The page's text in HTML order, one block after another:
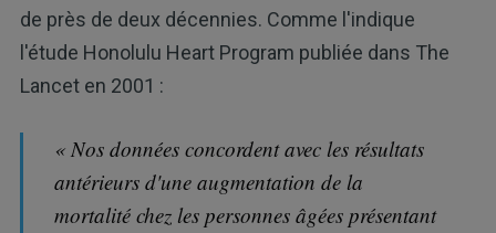
de près de deux décennies. Comme l'indique
l'étude Honolulu Heart Program publiée dans The
Lancet en 2001 :
« Nos données concordent avec les résultats
antérieurs d'une augmentation de la
mortalité chez les personnes âgées présentant